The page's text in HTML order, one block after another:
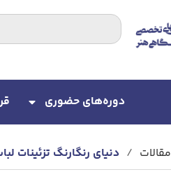
دوره‌های حضوری
مقالات / دنیای رنگارنگ تزئینات